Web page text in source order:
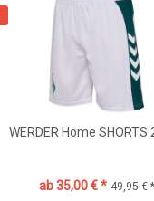
WERDER Home SHORTS
ab 35,00 € * 49,95 € *